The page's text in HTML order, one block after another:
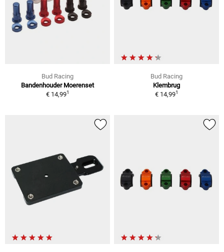
Bud Racing
Bandenhouder Moerenset
€ 14,991
Bud Racing
Klembrug
€ 14,991